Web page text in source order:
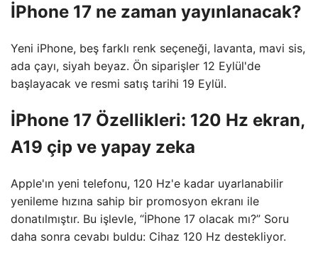
İPhone 17 ne zaman yayınlanacak?
Yeni iPhone, beş farklı renk seçeneği, lavanta, mavi sis,
ada çayı, siyah beyaz. Ön siparişler 12 Eylül'de
başlayacak ve resmi satış tarihi 19 Eylül.
İPhone 17 Özellikleri: 120 Hz ekran,
A19 çip ve yapay zeka
Apple'ın yeni telefonu, 120 Hz'e kadar uyarlanabilir
yenileme hızına sahip bir promosyon ekranı ile
donatılmıştır. Bu işlevle, “İPhone 17 olacak mı?” Soru
daha sonra cevabı buldu: Cihaz 120 Hz destekliyor.